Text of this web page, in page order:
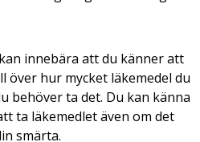
innebära att du känner att
hur mycket läkemedel du
behöver ta det. Du kan känna
ta läkemedlet även om det
smärta.